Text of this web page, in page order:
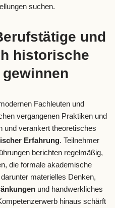
suchen.
und
historische
Fachleuten und
vergangenen Praktiken und
und verankert theoretisches
Erfahrung. Teilnehmer
berichten regelmäßig,
die formale akademische
materielles Denken,
und handwerkliches
hinaus schärft